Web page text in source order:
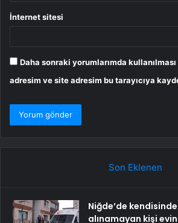
İnternet sitesi
Daha sonraki yorumlarımda
adresim ve site adresim bu tarayıcıya
Son Eklenen
Niğde’de
alınamayan kişi